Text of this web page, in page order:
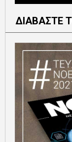
ΔΙΑΒΑΣΤΕ